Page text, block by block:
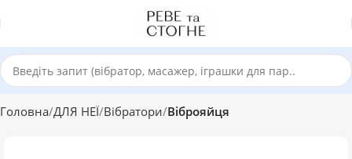
Головна ДЛЯ НЕЇ Вібратори Віброяйця